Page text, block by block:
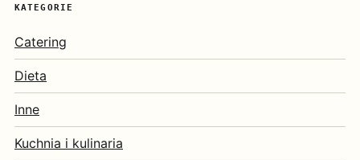
KATEGORIE
Catering
Dieta
Inne
Kuchnia i kulinaria